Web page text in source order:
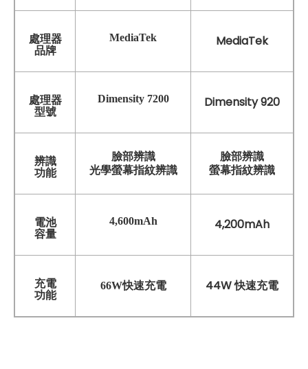
處理器
品牌
MediaTek MediaTek
處理器
型號
Dimensity 7200 Dimensity 920
辨識
功能
臉部辨識
光學螢幕指紋辨識
臉部辨識
螢幕指紋辨識
電池
容量
4,600mAh 4,200mAh
充電
功能
66W快速充電 44W快速充電